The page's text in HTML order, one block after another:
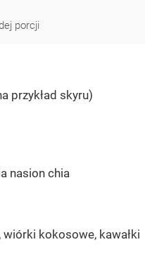
porcji
przykład skyru)
nasion chia
kokosowe, kawałki